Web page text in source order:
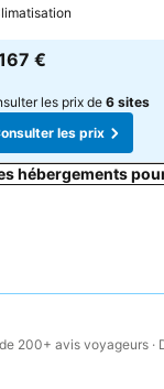
€
les prix de 6 sites
les prix
hébergements
200+ avis voyageurs ·